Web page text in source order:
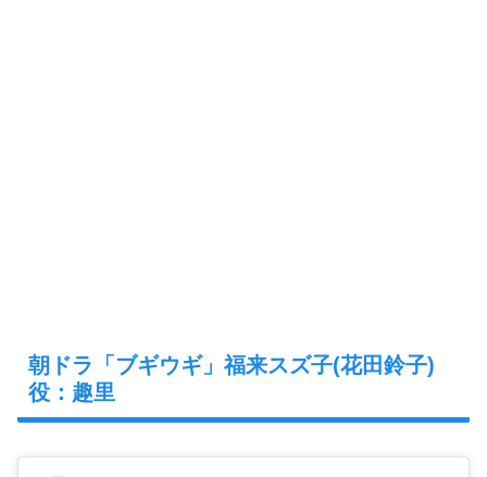
朝ドラ「ブギウギ」福来スズ子(花田鈴子)
役：趣里